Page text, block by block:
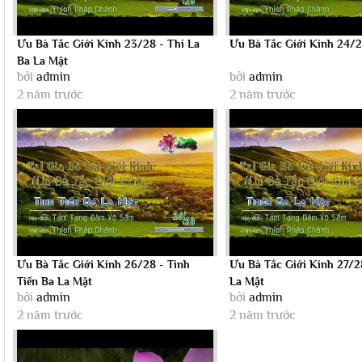
Ưu Bà Tắc Giới Kinh 23/28 - Thi La
Ba La Mật
bởi admin
2 năm trước
Ưu Bà Tắc Giới Kinh 24/
bởi admin
2 năm trước
Ưu Bà Tắc Giới Kinh 26/28 - Tinh
Tiến Ba La Mật
bởi admin
2 năm trước
Ưu Bà Tắc Giới Kinh 27/
La Mật
bởi admin
2 năm trước